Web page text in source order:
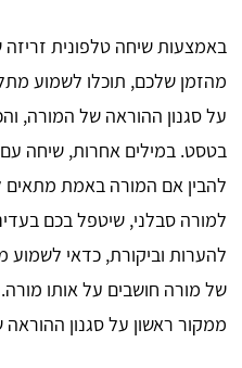
באמצעות שיחה טלפונית
מהזמן שלכם, תוכלו לשמוע
על סגנון ההוראה של המורה,
בטסט. במילים אחרות, שיחה עם
להבין אם המורה באמת מתאים
למורה סבלני, שיטפל בכם
להערות וביקורת, כדאי לשמוע
של מורה חושבים על אותו
ממקור ראשון על סגנון